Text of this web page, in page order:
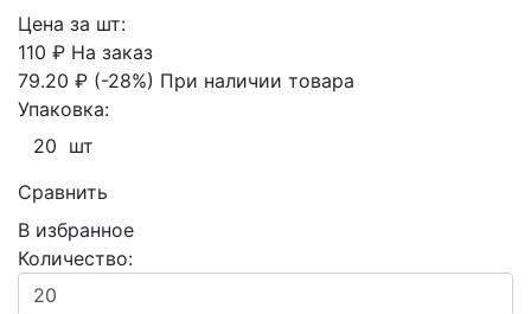
Цена за шт:
110 ₽ На заказ
79.20 ₽ (-28%) При наличии товара
Упаковка:
20 шт
Сравнить
В избранное
Количество: